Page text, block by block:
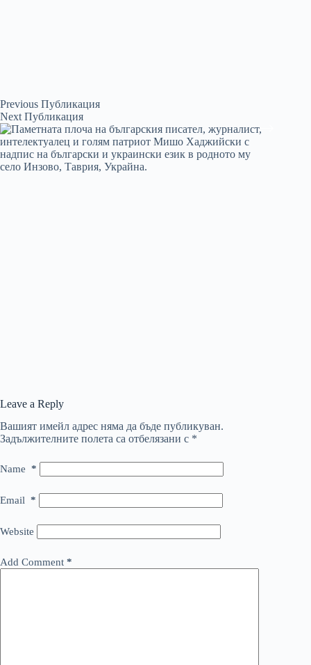
Previous Публикация
NextПубликация
Leave a Reply
Вашият имейл адрес няма да бъде публикуван.
Задължителните полета са отбелязани с *
Name *
Email *
Website
Add Comment *